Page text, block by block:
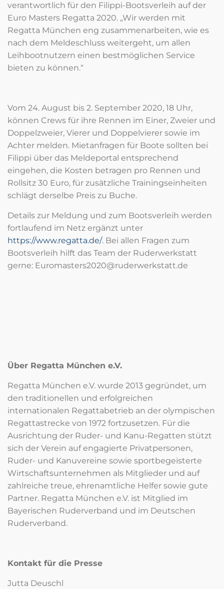
verantwortlich für den Filippi-Bootsverleih auf der
Euro Masters Regatta 2020. „Wir werden mit
Regatta München eng zusammenarbeiten, wie es
nach dem Meldeschluss weitergeht, um allen
Leihbootnutzern einen bestmöglichen Service
bieten zu können.“
Vom 24. August bis 2. September 2020, 18 Uhr,
können Crews für ihre Rennen im Einer, Zweier und
Doppelzweier, Vierer und Doppelvierer sowie im
Achter melden. Mietanfragen für Boote sollten bei
Filippi über das Meldeportal entsprechend
eingehen, die Kosten betragen pro Rennen und
Rollsitz 30 Euro, für zusätzliche Trainingseinheiten
schlägt derselbe Preis zu Buche.
Details zur Meldung und zum Bootsverleih werden
fortlaufend im Netz ergänzt unter
https://www.regatta.de/. Bei allen Fragen zum
Bootsverleih hilft das Team der Ruderwerkstatt
gerne: Euromasters2020@ruderwerkstatt.de
Über Regatta München e.V.
Regatta München e.V. wurde 2013 gegründet, um
den traditionellen und erfolgreichen
internationalen Regattabetrieb an der olympischen
Regattastrecke von 1972 fortzusetzen. Für die
Ausrichtung der Ruder- und Kanu-Regatten stützt
sich der Verein auf engagierte Privatpersonen,
Ruder- und Kanuvereine sowie sportbegeisterte
Wirtschaftsunternehmen als Mitglieder und auf
zahlreiche treue, ehrenamtliche Helfer sowie gute
Partner. Regatta München e.V. ist Mitglied im
Bayerischen Ruderverband und im Deutschen
Ruderverband.
Kontakt für die Presse
Jutta Deuschl